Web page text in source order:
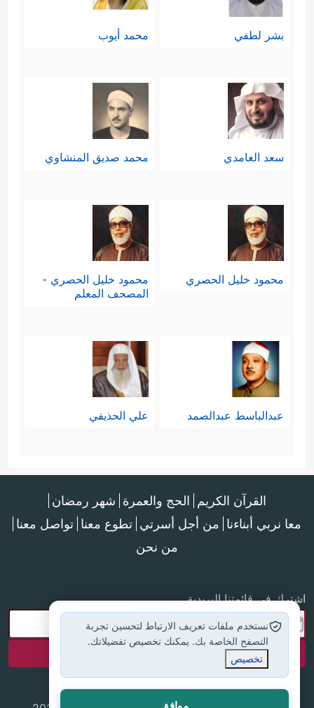
بشر لطفي محمد أيوب
سعد الغامدي محمد صديق المنشاوي
محمود خليل الحصري
محمود خليل الحصري -
المصحف المعلم
عبدالباسط عبدالصمد علي الحذيفي
القرآن الكريم الحج والعمرة شهر رمضان
معا نربي أبناءنا من أجل أسرتي تطوع معنا تواصل معنا
من نحن
اشترك في قائمتنا البريدية
نستخدم ملفات تعريف الارتباط لتحسين تجربة
التصفح الخاصة بك. يمكنك تخصيص تفضيلاتك.
تخصيص